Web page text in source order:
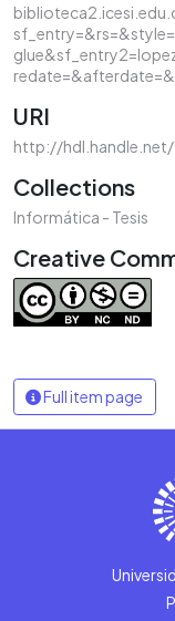
URI
http://
Collections
Informática - Tesis
Creative
Full item page